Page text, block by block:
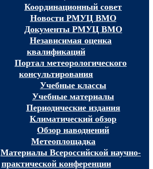
Координационный совет
Новости РМУЦ ВМО
Документы РМУЦ ВМО
Независимая оценка
квалификаций
Портал метеорологического
консультирования
Учебные классы
Учебные материалы
Периодические издания
Климатический обзор
Обзор наводнений
Метеоплощадка
Материалы Всероссийской научно-
практической конференции